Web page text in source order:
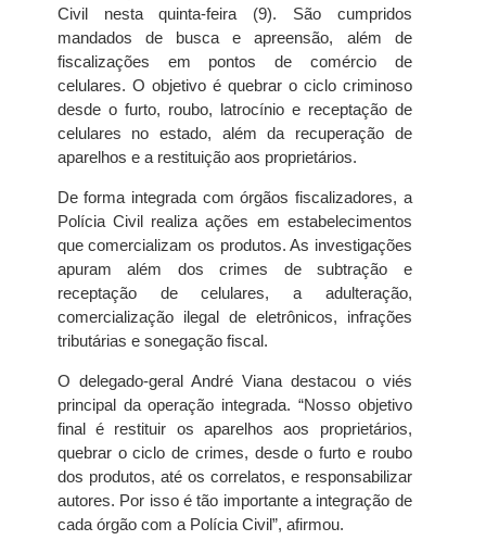
Civil nesta quinta-feira (9). São cumpridos
mandados de busca e apreensão, além de
fiscalizações em pontos de comércio de
celulares. O objetivo é quebrar o ciclo criminoso
desde o furto, roubo, latrocínio e receptação de
celulares no estado, além da recuperação de
aparelhos e a restituição aos proprietários.
De forma integrada com órgãos fiscalizadores, a
Polícia Civil realiza ações em estabelecimentos
que comercializam os produtos. As investigações
apuram além dos crimes de subtração e
receptação de celulares, a adulteração,
comercialização ilegal de eletrônicos, infrações
tributárias e sonegação fiscal.
O delegado-geral André Viana destacou o viés
principal da operação integrada. “Nosso objetivo
final é restituir os aparelhos aos proprietários,
quebrar o ciclo de crimes, desde o furto e roubo
dos produtos, até os correlatos, e responsabilizar
autores. Por isso é tão importante a integração de
cada órgão com a Polícia Civil”, afirmou.